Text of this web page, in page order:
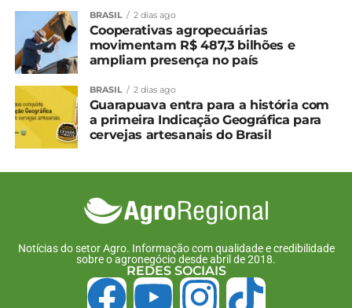
BRASIL 2 dias ago
Cooperativas agropecuárias
movimentam R$ 487,3 bilhões e
ampliam presença no país
BRASIL 2 dias ago
Guarapuava entra para a história com
a primeira Indicação Geográfica para
cervejas artesanais do Brasil
Notícias do setor Agro. Informação com qualidade e credibilidade
sobre o agronegócio desde abril de 2018.
REDES SOCIAIS